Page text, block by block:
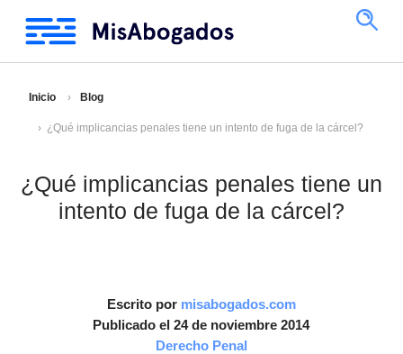
Inicio Blog
¿Qué implicancias penales tiene un intento de fuga de la cárcel?
¿Qué implicancias penales tiene un
intento de fuga de la cárcel?
Escrito por misabogados.com
Publicado el 24 de noviembre 2014
Derecho Penal